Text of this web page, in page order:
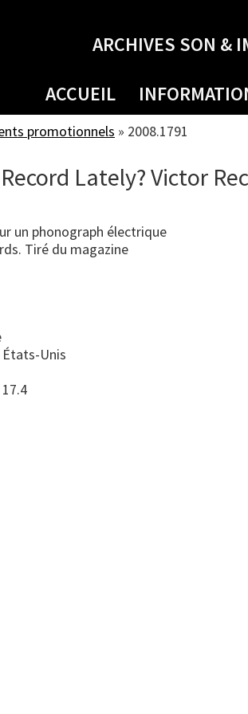
ARCHIVES SON &
ACCUEIL
promotionnels » 2008.1791
Lately? Victor
un phonograph électrique
Tiré du magazine
États-Unis